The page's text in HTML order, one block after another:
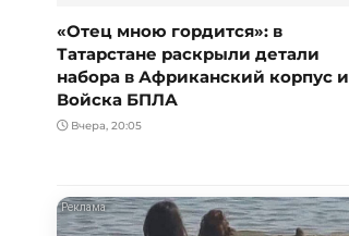
«Отец мною гордится»: в
Татарстане раскрыли детали
набора в Африканский корпус и
Войска БПЛА
Вчера, 20:05